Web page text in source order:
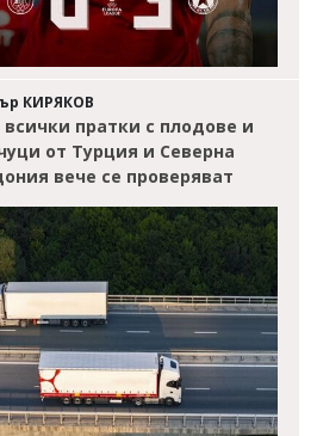
КИРЯКОВ
пратки с плодове и
от Турция и Северна
вече се проверяват